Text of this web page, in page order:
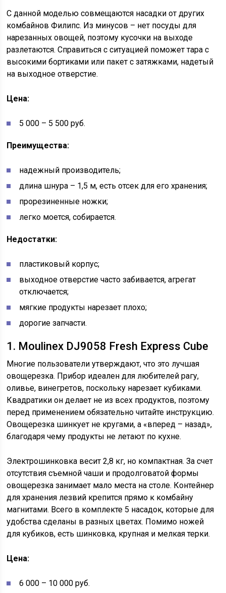
С данной моделью совмещаются насадки от других
комбайнов Филипс. Из минусов – нет посуды для
нарезанных овощей, поэтому кусочки на выходе
разлетаются. Справиться с ситуацией поможет тара с
высокими бортиками или пакет с затяжками, надетый
на выходное отверстие.
Цена:
5 000 – 5 500 руб.
Преимущества:
надежный производитель;
длина шнура – 1,5 м, есть отсек для его хранения;
прорезиненные ножки;
легко моется, собирается.
Недостатки:
пластиковый корпус;
выходное отверстие часто забивается, агрегат
отключается;
мягкие продукты нарезает плохо;
дорогие запчасти.
1. Moulinex DJ9058 Fresh Express Cube
Многие пользователи утверждают, что это лучшая
овощерезка. Прибор идеален для любителей рагу,
оливье, винегретов, поскольку нарезает кубиками.
Квадратики он делает не из всех продуктов, поэтому
перед применением обязательно читайте инструкцию.
Овощерезка шинкует не кругами, а «вперед – назад»,
благодаря чему продукты не летают по кухне.
Электрошинковка весит 2,8 кг, но компактная. За счет
отсутствия съемной чаши и продолговатой формы
овощерезка занимает мало места на столе. Контейнер
для хранения лезвий крепится прямо к комбайну
магнитами. Всего в комплекте 5 насадок, которые для
удобства сделаны в разных цветах. Помимо ножей
для кубиков, есть шинковка, крупная и мелкая терки.
Цена:
6 000 – 10 000 руб.